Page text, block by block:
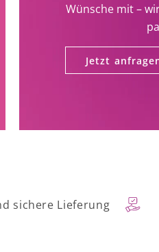
Wünsche mit –
Jetzt
sichere Lieferung